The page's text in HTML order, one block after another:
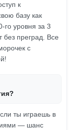
к
базу как
го уровня за 3
без преград. Все
с
ты играешь в
— шанс